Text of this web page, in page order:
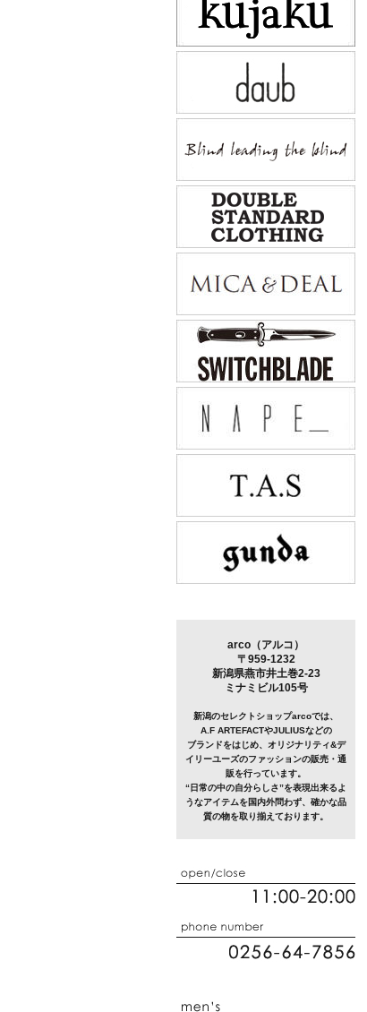
arco（アルコ）
〒959-1232
新潟県燕市井土巻2-23
ミナミビル105号
新潟のセレクトショップarcoでは、
A.F ARTEFACTやJULIUSなどの
ブランドをはじめ、オリジナリティ&デ
イリーユーズのファッションの販売・通
販を行っています。
“日常の中の自分らしさ”を表現出来るよ
うなアイテムを国内外問わず、確かな品
質の物を取り揃えております。